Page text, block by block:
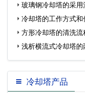
玻璃钢冷却塔的采
冷却塔的工作方式和
方形冷却塔的清洗
浅析横流式冷却塔
优…
冷却塔产品